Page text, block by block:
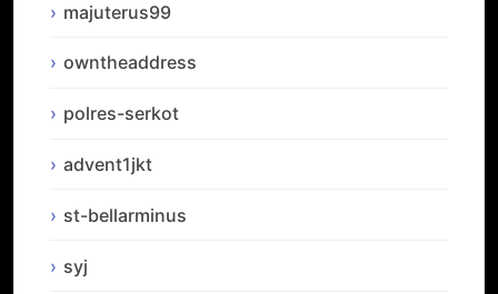
majuterus99
owntheaddress
polres-serkot
advent1jkt
st-bellarminus
syj